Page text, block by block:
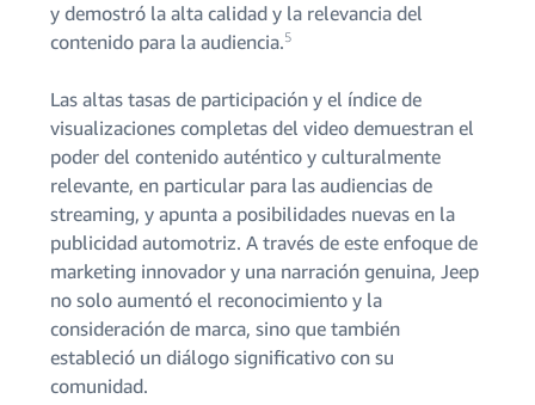
y demostró la alta calidad y la relevancia del
contenido para la audiencia.5
Las altas tasas de participación y el índice de
visualizaciones completas del video demuestran el
poder del contenido auténtico y culturalmente
relevante, en particular para las audiencias de
streaming, y apunta a posibilidades nuevas en la
publicidad automotriz. A través de este enfoque de
marketing innovador y una narración genuina, Jeep
no solo aumentó el reconocimiento y la
consideración de marca, sino que también
estableció un diálogo significativo con su
comunidad.